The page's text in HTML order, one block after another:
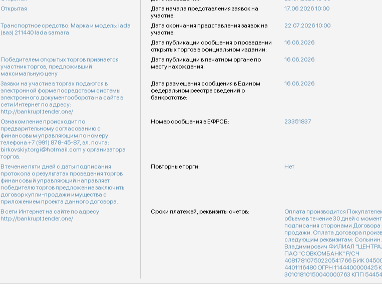
Открытая
Дата начала представления заявок на
участие:
17.06.2026 10:00
Транспортное средство: Марка и модель: lada
(ваз) 211440 lada samara
Дата окончания представления заявок на
участие:
22.07.2026 10:00
Дата публикации сообщения о проведении
открытых торгов в официальном издании:
16.06.2026
Победителем открытых торгов признается
участник торгов, предложивший
максимальную цену
Дата публикации в печатном органе по
месту нахождения:
16.06.2026
Заявки на участие в торгах подаются в
электронной форме посредством системы
электронного документооборота на сайте в
сети Интернет по адресу:
http://bankrupt.tender.one/
Дата размещения сообщения в Едином
федеральном реестре сведений о
банкротстве:
16.06.2026
Ознакомление происходит по
предварительному согласованию с
финансовым управляющим по номеру
телефона +7 (991) 878-45-87, эл. почта:
birkovskiy.torgi@hotmail.com у организатора
торгов.
Номер сообщения в ЕФРСБ: 23351837
В течение пяти дней с даты подписания
протокола о результатах проведения торгов
финансовый управляющий направляет
победителю торгов предложение заключить
договор купли-продажи имущества с
приложением проекта данного договора.
Повторные торги: Нет
В сети Интернет на сайте по адресу
http://bankrupt.tender.one/
Сроки платежей, реквизиты счетов:
Оплата производится
объеме в течение 30 дней с
подписания сторонами Договора
продажи. Оплата договора
следующим реквизитам: Солынин
Владимирович ФИЛИАЛ
ПАО "СОВКОМБАНК" Р/СЧ
40817810750220541766 БИК
4401116480 ОГРН 1144400000425
30101810150040000763 КПП